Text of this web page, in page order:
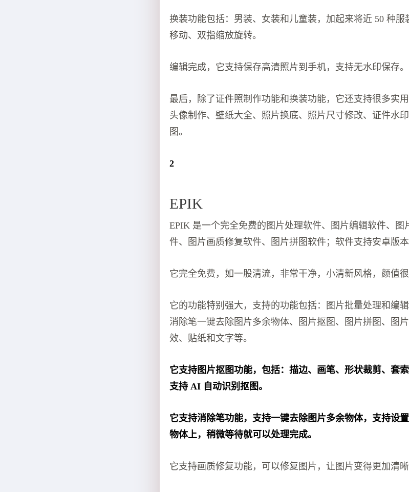
换装功能包括：男装、女装和儿童装，加起来将近 50 种
移动、双指缩放旋转。
编辑完成，它支持保存高清照片到手机，支持无水印保存。
最后，除了证件照制作功能和换装功能，它还支持很多实
头像制作、壁纸大全、照片换底、照片尺寸修改、证件水
图。
2
EPIK
EPIK 是一个完全免费的图片处理软件、图片编辑软件、图
件、图片画质修复软件、图片拼图软件；软件支持安卓版本
它完全免费，如一股清流，非常干净，小清新风格，颜值很
它的功能特别强大，支持的功能包括：图片批量处理和编
消除笔一键去除图片多余物体、图片抠图、图片拼图、图
效、贴纸和文字等。
它支持图片抠图功能，包括：描边、画笔、形状裁剪、套
支持 AI 自动识别抠图。
它支持消除笔功能，支持一键去除图片多余物体，支持设
物体上，稍微等待就可以处理完成。
它支持画质修复功能，可以修复图片，让图片变得更加清晰